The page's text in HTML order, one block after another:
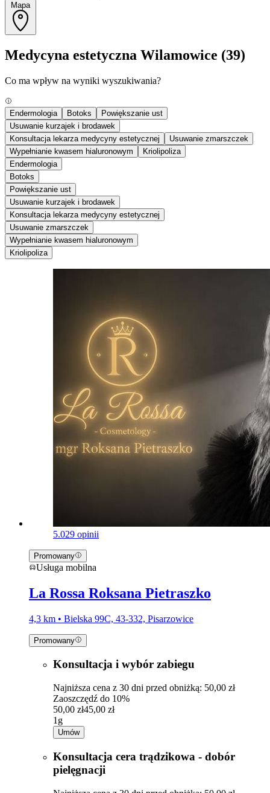
Mapa
Medycyna estetyczna Wilamowice (39)
Co ma wpływ na wyniki wyszukiwania?
Endermologia Botoks
Powiększanie ust
Usuwanie kurzajek i brodawek
Konsultacja lekarza medycyny estetycznej
Usuwanie zmarszczek
Wypełnianie kwasem hialuronowym
Kriolipoliza
Endermologia
Botoks
Powiększanie ust
Usuwanie kurzajek i brodawek
Konsultacja lekarza medycyny estetycznej
Usuwanie zmarszczek
Wypełnianie kwasem hialuronowym
Kriolipoliza
5.029 opinii
Promowany
Usługa mobilna
La Rossa Roksana Pietraszko
4,3 km • Bielska 99C, 43-332, Pisarzowice
Promowany
Konsultacja i wybór zabiegu
Najniższa cena z 30 dni przed obniżką: 50,00 zł
Zaoszczędź do 10%
50,00 zł45,00 zł
1g
Umów
Konsultacja cera trądzikowa - dobór
pielęgnacji